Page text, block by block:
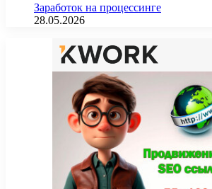
Заработок на процессинге
28.05.2026